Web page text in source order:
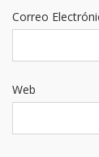
Correo
Web